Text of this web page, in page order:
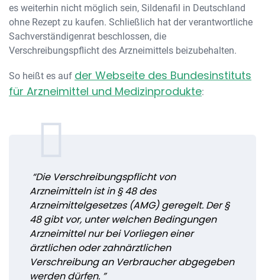
es weiterhin nicht möglich sein, Sildenafil in Deutschland
ohne Rezept zu kaufen. Schließlich hat der verantwortliche
Sachverständigenrat beschlossen, die
Verschreibungspflicht des Arzneimittels beizubehalten.
So heißt es auf der Webseite des Bundesinstituts
für Arzneimittel und Medizinprodukte:
“Die Verschreibungspflicht von
Arzneimitteln ist in § 48 des
Arzneimittelgesetzes (AMG) geregelt. Der §
48 gibt vor, unter welchen Bedingungen
Arzneimittel nur bei Vorliegen einer
ärztlichen oder zahnärztlichen
Verschreibung an Verbraucher abgegeben
werden dürfen. ”